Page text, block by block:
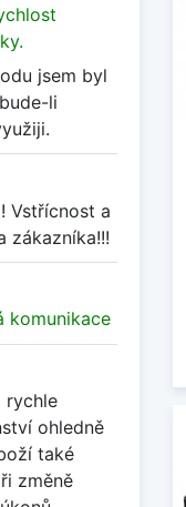
jsem byl
li
Vstřícnost a
zákazníka!!!
komunikace
rychle
ohledně
také
změně